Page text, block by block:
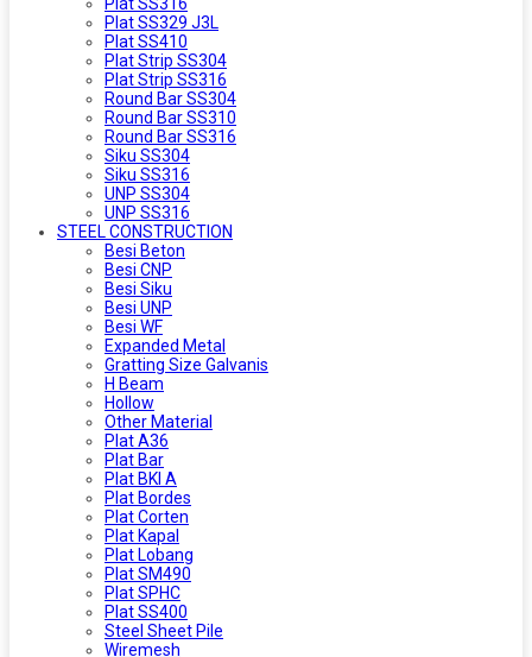
Plat SS329 J3L
Plat SS410
Plat Strip SS304
Plat Strip SS316
Round Bar SS304
Round Bar SS310
Round Bar SS316
Siku SS304
Siku SS316
UNP SS304
UNP SS316
STEEL CONSTRUCTION
Besi Beton
Besi CNP
Besi Siku
Besi UNP
Besi WF
Expanded Metal
Gratting Size Galvanis
H Beam
Hollow
Other Material
Plat A36
Plat Bar
Plat BKI A
Plat Bordes
Plat Corten
Plat Kapal
Plat Lobang
Plat SM490
Plat SPHC
Plat SS400
Steel Sheet Pile
Wiremesh